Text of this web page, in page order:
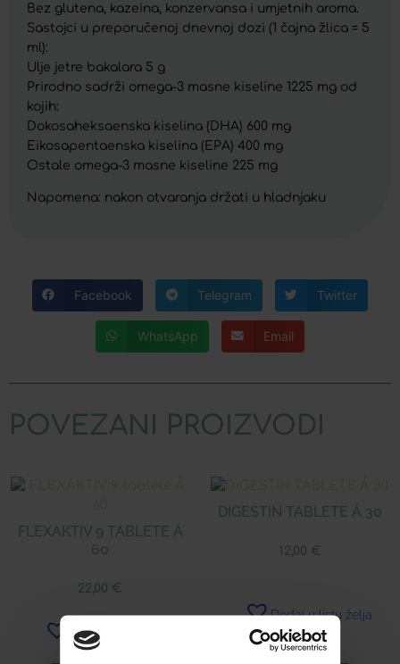
Bez glutena, kazeina, konzervansa i umjetnih aroma.
Sastojci u preporučenoj dnevnoj dozi (1 čajna žlica = 5
ml):
Ulje jetre bakalara 5 g
Prirodno sadrži omega-3 masne kiseline 1225 mg od
kojih:
Dokosaheksaenska kiselina (DHA) 600 mg
Eikosapentaenska kiselina (EPA) 400 mg
Ostale omega-3 masne kiseline 225 mg
Napomena: nakon otvaranja držati u hladnjaku
Facebook Telegram Twitter
WhatsApp Email
POVEZANI PROIZVODI
FLEXAKTIV 9 TABLETE Á
60
22,00 €
Dodaj u listu želja
DIGESTIN TABLETE Á 30
12,00 €
Dodaj u listu želja